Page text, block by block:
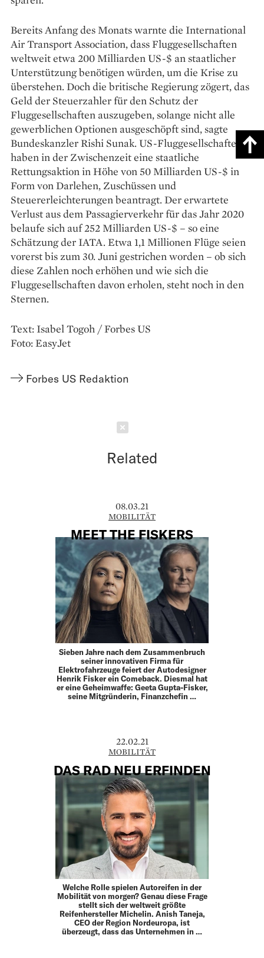
Bereits Anfang des Monats warnte die International
Air Transport Association, dass Fluggesellschaften
weltweit etwa 200 Milliarden US-$ an staatlicher
Unterstützung benötigen würden, um die Krise zu
überstehen. Doch die britische Regierung zögert, das
Geld der Steuerzahler für den Schutz der
Fluggesellschaften auszugeben, solange nicht alle
gewerblichen Optionen ausgeschöpft sind, sagte
Bundeskanzler Rishi Sunak. US-Fluggesellschaften
haben in der Zwischenzeit eine staatliche
Rettungsaktion in Höhe von 50 Milliarden US-$ in
Form von Darlehen, Zuschüssen und
Steuererleichterungen beantragt. Der erwartete
Verlust aus dem Passagierverkehr für das Jahr 2020
belaufe sich auf 252 Milliarden US-$ – so eine
Schätzung der IATA. Etwa 1,1 Millionen Flüge seien
vorerst bis zum 30. Juni gestrichen worden – ob sich
diese Zahlen noch erhöhen und wie sich die
Fluggesellschaften davon erholen, steht noch in den
Sternen.
Text: Isabel Togoh / Forbes US
Foto: EasyJet
Forbes US Redaktion
Related
08.03.21
MOBILITÄT
MEET THE FISKERS
Sieben Jahre nach dem Zusammenbruch
seiner innovativen Firma für
Elektrofahrzeuge feiert der Autodesigner
Henrik Fisker ein Comeback. Diesmal hat
er eine Geheimwaffe: Geeta Gupta-Fisker,
seine Mitgründerin, Finanzchefin …
22.02.21
MOBILITÄT
DAS RAD NEU ERFINDEN
Welche Rolle spielen Autoreifen in der
Mobilität von morgen? Genau diese Frage
stellt sich der weltweit größte
Reifenhersteller Michelin. Anish Taneja,
CEO der Region Nordeuropa, ist
überzeugt, dass das Unternehmen in …